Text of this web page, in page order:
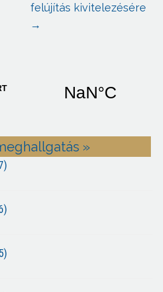
»
felújítás kivitelezésére
→